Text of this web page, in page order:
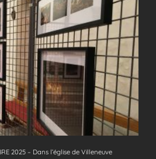
2025 – Dans l’église de Villeneuve
2025 – Dans l’église de Villeneuve